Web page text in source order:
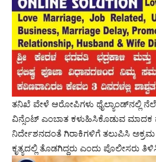
ತನಿಖೆ ವೇಳೆ ಆರೋಪಿಗಳು ಥೈಲ್ಯಾಂಡ್‌ನಲ್ಲಿ
ವಿನ್ಸೆಂಟ್ ಎಂಬಾತ ಕಳುಹಿಸಿಕೊಡುವ ಮಾದಕ
ನಿರ್ದೇಶನದಂತೆ ಗಿರಾಕಿಗಳಿಗೆ ತಲುಪಿಸಿ
ಕೃತ್ಯದಲ್ಲಿ ತೊಡಗಿದ್ದರು ಎಂದು ಪೊಲೀಸರು